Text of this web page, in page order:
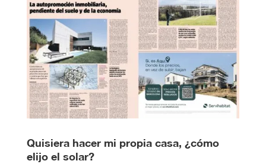
Quisiera hacer mi propia casa, ¿cómo
elijo el solar?